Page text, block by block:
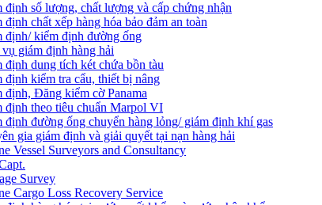
định số lượng, chất lượng và cấp chứng nhận
định chất xếp hàng hóa bảo đảm an toàn
định/ kiểm định đường ống
giám định hàng hải
định dung tích két chứa bồn tàu
định kiểm tra cẩu, thiết bị nâng
định, Đăng kiểm cờ Panama
định theo tiêu chuẩn Marpol VI
định đường ống chuyển hàng lỏng/ giám định khí gas
gia giám định và giải quyết tại nạn hàng hải
Vessel Surveyors and Consultancy
Survey
Cargo Loss Recovery Service